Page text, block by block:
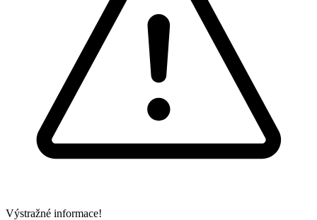
Výstražné informace!